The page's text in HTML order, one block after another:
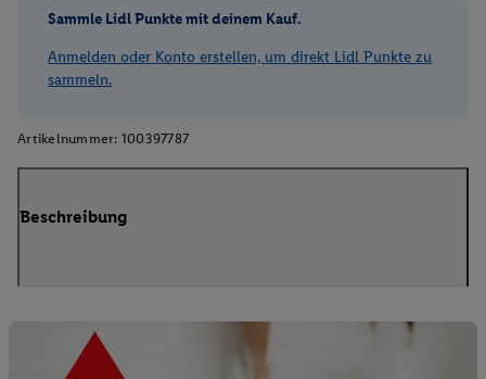
Sammle Lidl Punkte mit deinem Kauf.
Anmelden oder Konto erstellen, um direkt Lidl Punkte zu
sammeln.
Artikelnummer: 100397787
Beschreibung